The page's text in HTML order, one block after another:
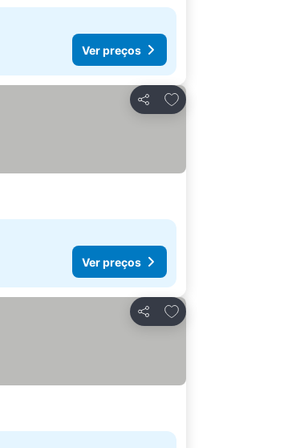
Ver preços
Partilhar
Adicionar aos favoritos
Ver preços
Partilhar
Adicionar aos favoritos